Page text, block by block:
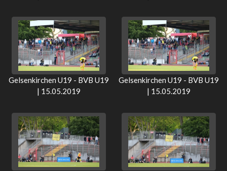
Gelsenkirchen U19 - BVB U19
| 15.05.2019
Gelsenkirchen U19 - BVB U19
| 15.05.2019